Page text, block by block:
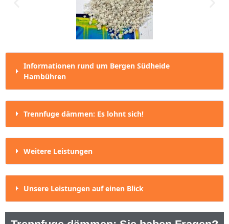
Informationen rund um Bergen Südheide
Hambühren
Trennfuge dämmen: Es lohnt sich!
Weitere Leistungen
Unsere Leistungen auf einen Blick